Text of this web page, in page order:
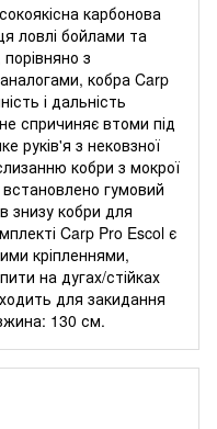
карбонова
ловлі бойлами та
з
кобра Carp
і дальність
спричиняє втоми під
руків'я з нековзної
кобри з мокрої
встановлено гумовий
знизу кобри для
Carp Pro Escol є
кріпленнями,
на дугах/стійках
для закидання
130 см.